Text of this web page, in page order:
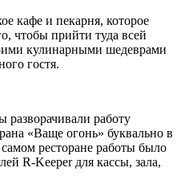
кафе и пекарня, которое
чтобы прийти туда всей
кулинарными шедеврами
гостя.
работу
«Ваще огонь» буквально в
ресторане работы было
R-Keeper для кассы, зала,